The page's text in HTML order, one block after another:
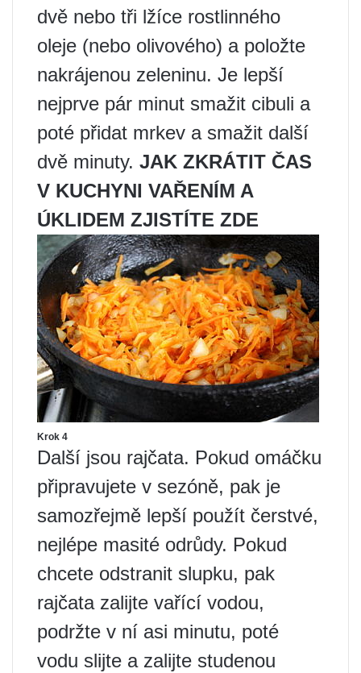
dvě nebo tři lžíce rostlinného
oleje (nebo olivového) a položte
nakrájenou zeleninu. Je lepší
nejprve pár minut smažit cibuli a
poté přidat mrkev a smažit další
dvě minuty. JAK ZKRÁTIT ČAS
V KUCHYNI VAŘENÍM A
ÚKLIDEM ZJISTÍTE ZDE
Krok 4
Další jsou rajčata. Pokud omáčku
připravujete v sezóně, pak je
samozřejmě lepší použít čerstvé,
nejlépe masité odrůdy. Pokud
chcete odstranit slupku, pak
rajčata zalijte vařící vodou,
podržte v ní asi minutu, poté
vodu slijte a zalijte studenou